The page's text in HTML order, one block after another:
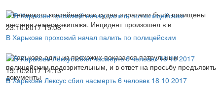
С немецкого контейнерного судна пиратами были похищены
шестеро членов экипажа. Инцидент произошел в в
23.10.2017 15:08
В Харькове прохожий начал палить по полицейским
В Харькове один из прохожих показался патрульным
полицейским подозрительным, и в ответ на просьбу предъявить
документы
19.10.2017 14:13
В Харькове Лексус сбил насмерть 6 человек 18 10 2017